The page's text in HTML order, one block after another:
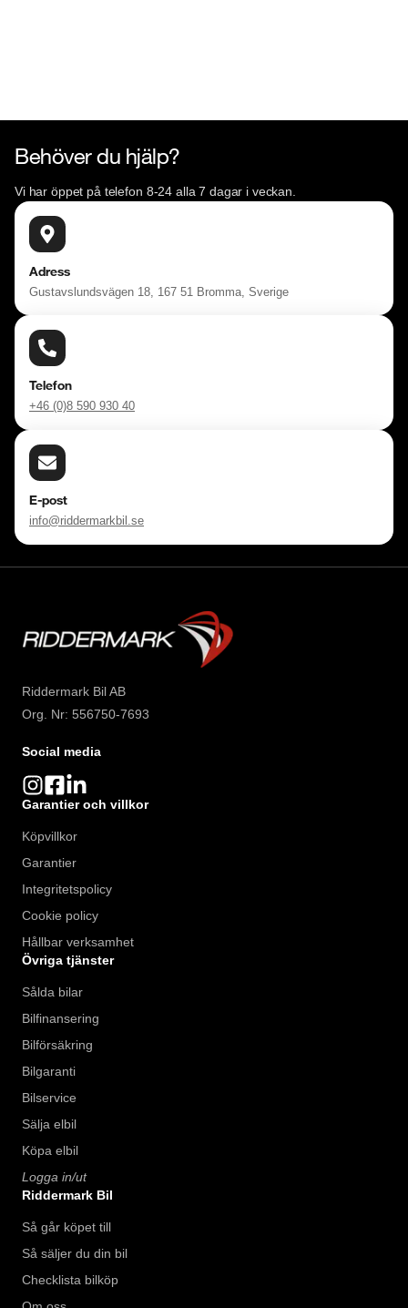
Behöver du hjälp?
Vi har öppet på telefon 8-24 alla 7 dagar i veckan.
Adress
Gustavslundsvägen 18, 167 51 Bromma, Sverige
Telefon
+46 (0)8 590 930 40
E-post
info@riddermarkbil.se
Riddermark Bil AB
Org. Nr: 556750-7693
Social media
Garantier och villkor
Köpvillkor
Garantier
Integritetspolicy
Cookie policy
Hållbar verksamhet
Övriga tjänster
Sålda bilar
Bilfinansering
Bilförsäkring
Bilgaranti
Bilservice
Sälja elbil
Köpa elbil
Logga in/ut
Riddermark Bil
Så går köpet till
Så säljer du din bil
Checklista bilköp